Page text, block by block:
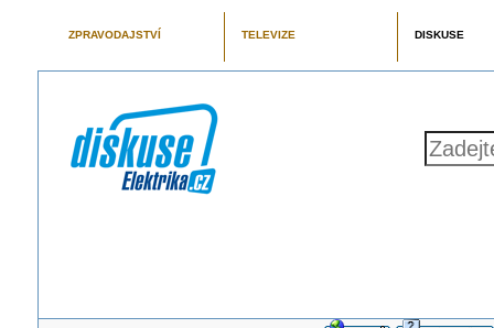
ZPRAVODAJSTVÍ TELEVIZE DISKUSE